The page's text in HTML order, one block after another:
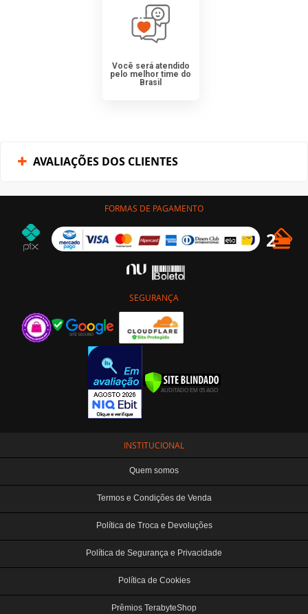
Você será atendido
pelo melhor time do
Brasil
AVALIAÇÕES DOS CLIENTES
FORMAS DE PAGAMENTO
SEGURANÇA
INSTITUCIONAL
Quem somos
Termos e Condições de Venda
Política de Troca e Devoluções
Política de Segurança e Privacidade
Política de Cookies
Prêmios TerabyteShop